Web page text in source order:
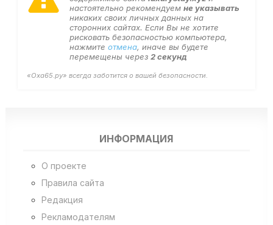
настоятельно рекомендуем не указывать
никаких своих личных данных на
сторонних сайтах. Если Вы не хотите
рисковать безопасностью компьютера,
нажмите отмена, иначе вы будете
перемещены через 2секунд
«Оха65.ру» всегда заботится о вашей безопасности.
ИНФОРМАЦИЯ
О проекте
Правила сайта
Редакция
Рекламодателям